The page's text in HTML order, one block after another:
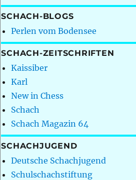
SCHACH-BLOGS
Perlen vom Bodensee
SCHACH-ZEITSCHRIFTEN
Kaissiber
Karl
New in Chess
Schach
Schach Magazin 64
SCHACHJUGEND
Deutsche Schachjugend
Schulschachstiftung